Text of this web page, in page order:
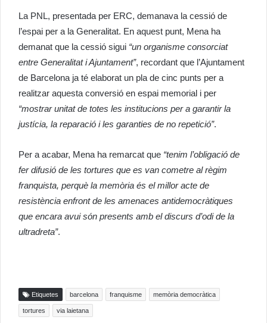
La PNL, presentada per ERC, demanava la cessió de
l’espai per a la Generalitat. En aquest punt, Mena ha
demanat que la cessió sigui “un organisme consorciat
entre Generalitat i Ajuntament”, recordant que l’Ajuntament
de Barcelona ja té elaborat un pla de cinc punts per a
realitzar aquesta conversió en espai memorial i per
“mostrar unitat de totes les institucions per a garantir la
justícia, la reparació i les garanties de no repetició”.
Per a acabar, Mena ha remarcat que “tenim l’obligació de
fer difusió de les tortures que es van cometre al règim
franquista, perquè la memòria és el millor acte de
resistència enfront de les amenaces antidemocràtiques
que encara avui són presents amb el discurs d’odi de la
ultradreta”.
Etiquetes barcelona franquisme memòria democràtica
tortures via laietana